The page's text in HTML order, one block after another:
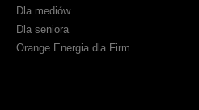
Dla mediów
Dla seniora
Orange Energia dla Firm